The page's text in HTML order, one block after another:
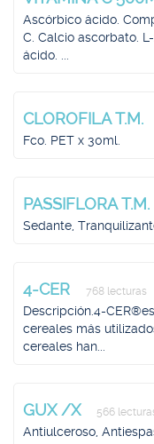
Ascórbico ácido.
C. Calcio ascorbato.
ácido. ...
CLOROFILA T.M.
Fco. PET x 30ml.
PASSIFLORA T.M.
Sedante,
4-CER 768 lecturas
Descripción.4-
cereales más
cereales han...
GUX /X 566
Antiulceroso,